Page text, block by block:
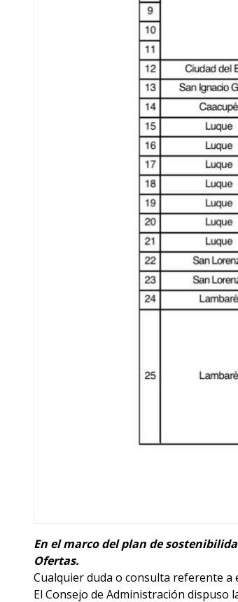
En el marco del plan de
Ofertas.
Cualquier duda o consulta referente a
El Consejo de Administración